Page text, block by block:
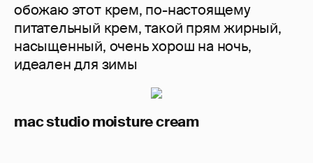
обожаю этот крем, по-настоящему
питательный крем, такой прям жирный,
насыщенный, очень хорош на ночь,
идеален для зимы
mac studio moisture cream